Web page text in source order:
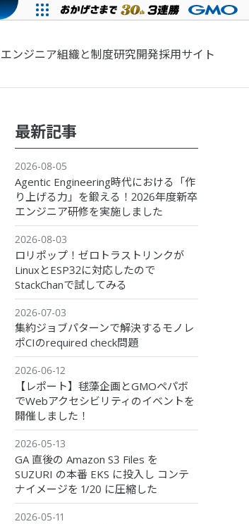
エンジニア組織と制度研究開発採用サイト
最新記事
2026-08-05
Agentic Engineering時代における「作
り上げる力」を鍛える！2026年度新卒
エンジニア研修を実施しました
2026-08-03
ロリポップ！ゼロトラストリンクが
LinuxとESP32に対応したので
StackChanで試してみる
2026-07-03
集約ジョブパターンで解決するモノレ
ポCIのrequired check問題
2026-06-12
【レポート】毬藻企画とGMOペパボ
でWebアクセシビリティのイベントを
開催しました！
2026-05-13
GA 直後の Amazon S3 Files を
SUZURI の本番 EKS に投入し コンテ
ナイメージを 1/20 に圧縮した
2026-05-11